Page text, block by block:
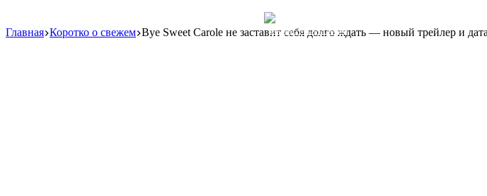
Реклама: WeLANS облако
Главная Коротко о свежем Bye Sweet Carole не заставит себя долго ждать — новый трейлер и